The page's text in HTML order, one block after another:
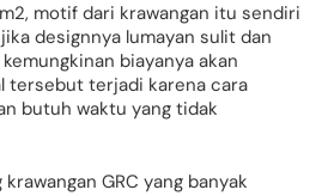
motif dari krawangan itu sendiri
designnya lumayan sulit dan
biayanya akan
tersebut terjadi karena cara
butuh waktu yang tidak
GRC yang banyak